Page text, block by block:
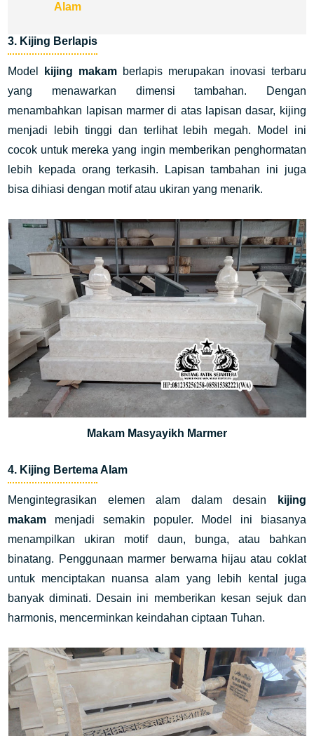
Alam
3. Kijing Berlapis
Model kijing makam berlapis merupakan inovasi terbaru
yang menawarkan dimensi tambahan. Dengan
menambahkan lapisan marmer di atas lapisan dasar, kijing
menjadi lebih tinggi dan terlihat lebih megah. Model ini
cocok untuk mereka yang ingin memberikan penghormatan
lebih kepada orang terkasih. Lapisan tambahan ini juga
bisa dihiasi dengan motif atau ukiran yang menarik.
Makam Masyayikh Marmer
4. Kijing Bertema Alam
Mengintegrasikan elemen alam dalam desain
kijing
makam menjadi semakin populer. Model ini biasanya
menampilkan ukiran motif daun, bunga, atau bahkan
binatang. Penggunaan marmer berwarna hijau atau coklat
untuk menciptakan nuansa alam yang lebih kental juga
banyak diminati. Desain ini memberikan kesan sejuk dan
harmonis, mencerminkan keindahan ciptaan Tuhan.